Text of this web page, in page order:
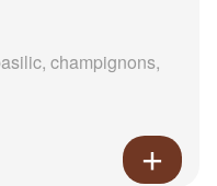
champignons,